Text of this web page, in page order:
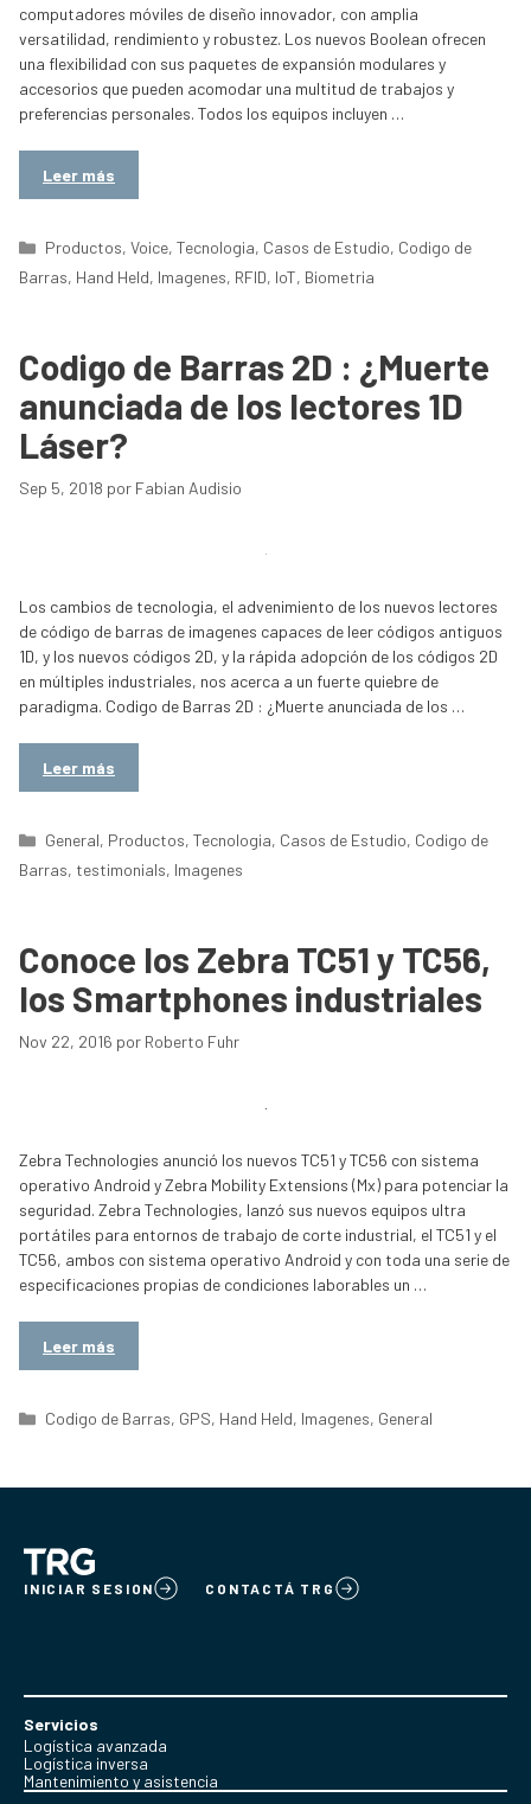
computadores móviles de diseño innovador, con amplia
versatilidad, rendimiento y robustez. Los nuevos Boolean ofrecen
una flexibilidad con sus paquetes de expansión modulares y
accesorios que pueden acomodar una multitud de trabajos y
preferencias personales. Todos los equipos incluyen …
Leer más
Categorías
Productos,Voice,Tecnologia, Casos de Estudio, Codigo de
Barras, Hand Held, Imagenes, RFID, IoT, Biometria
Codigo de Barras 2D : ¿Muerte
anunciada de los lectores 1D
Láser?
Sep 5, 2018 por Fabian Audisio
Los cambios de tecnologia, el advenimiento de los nuevos lectores
de código de barras de imagenes capaces de leer códigos antiguos
1D, y los nuevos códigos 2D, y la rápida adopción de los códigos 2D
en múltiples industriales, nos acerca a un fuerte quiebre de
paradigma. Codigo de Barras 2D : ¿Muerte anunciada de los …
Leer más
Categorías
General, Productos,Tecnologia, Casos de Estudio, Codigo de
Barras, testimonials, Imagenes
Conoce los Zebra TC51 y TC56,
los Smartphones industriales
Nov 22, 2016 por Roberto Fuhr
Zebra Technologies anunció los nuevos TC51 y TC56 con sistema
operativo Android y Zebra Mobility Extensions (Mx) para potenciar la
seguridad. Zebra Technologies, lanzó sus nuevos equipos ultra
portátiles para entornos de trabajo de corte industrial, el TC51 y el
TC56, ambos con sistema operativo Android y con toda una serie de
especificaciones propias de condiciones laborables un …
Leer más
Categorías
Codigo de Barras, GPS, Hand Held, Imagenes, General
INICIAR SESION CONTACTÁ TRG
Servicios
Logística avanzada
Logística inversa
Mantenimiento y asistencia